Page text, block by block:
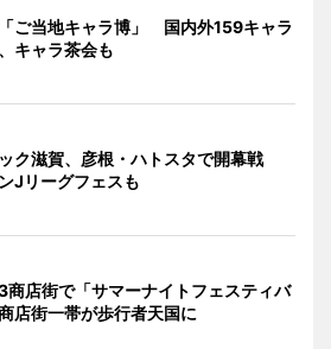
ご当地キャラ博」 国内外159キャラ
キャラ茶会も
ク滋賀、彦根・ハトスタで開幕戦
Jリーグフェスも
商店街で「サマーナイトフェスティバ
店街一帯が歩行者天国に